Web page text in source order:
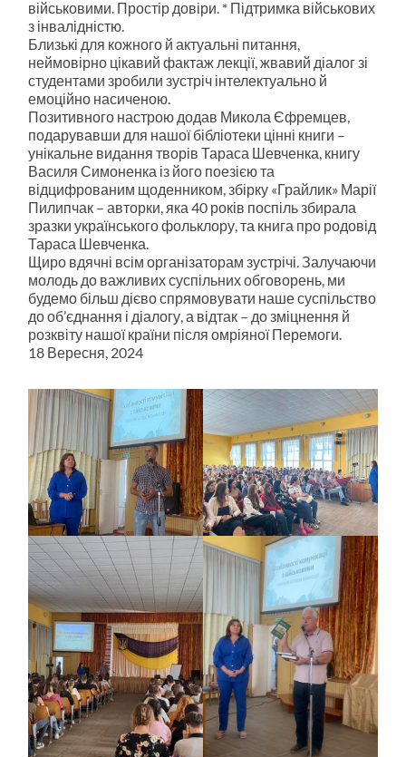
військовими. Простір довіри. * Підтримка військових
з інвалідністю.
Близькі для кожного й актуальні питання,
неймовірно цікавий фактаж лекції, жвавий діалог зі
студентами зробили зустріч інтелектуально й
емоційно насиченою.
Позитивного настрою додав Микола Єфремцев,
подарувавши для нашої бібліотеки цінні книги –
унікальне видання творів Тараса Шевченка, книгу
Василя Симоненка із його поезією та
відцифрованим щоденником, збірку «Грайлик» Марії
Пилипчак – авторки, яка 40 років поспіль збирала
зразки українського фольклору, та книга про родовід
Тараса Шевченка.
Щиро вдячні всім організаторам зустрічі. Залучаючи
молодь до важливих суспільних обговорень, ми
будемо більш дієво спрямовувати наше суспільство
до об’єднання і діалогу, а відтак – до зміцнення й
розквіту нашої країни після омріяної Перемоги.
18 Вересня, 2024